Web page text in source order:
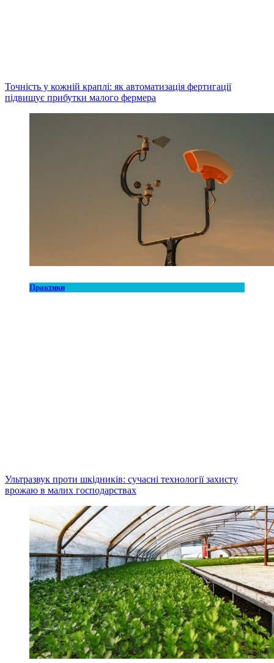
Точність у кожній краплі: як автоматизація фертигації
підвищує прибутки малого фермера
Практики
Ультразвук проти шкідників: сучасні технології захисту
врожаю в малих господарствах